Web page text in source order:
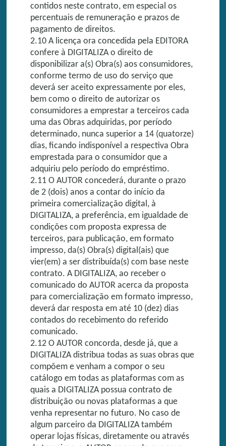
contidos neste contrato, em especial os
percentuais de remuneração e prazos de
pagamento de direitos.
2.10 A licença ora concedida pela EDITORA
confere à DIGITALIZA o direito de
disponibilizar a(s) Obra(s) aos consumidores,
conforme termo de uso do serviço que
deverá ser aceito expressamente por eles,
bem como o direito de autorizar os
consumidores a emprestar a terceiros cada
uma das Obras adquiridas, por período
determinado, nunca superior a 14 (quatorze)
dias, ficando indisponível a respectiva Obra
emprestada para o consumidor que a
adquiriu pelo período do empréstimo.
2.11 O AUTOR concederá, durante o prazo
de 2 (dois) anos a contar do início da
primeira comercialização digital, à
DIGITALIZA, a preferência, em igualdade de
condições com proposta expressa de
terceiros, para publicação, em formato
impresso, da(s) Obra(s) digital(ais) que
vier(em) a ser distribuída(s) com base neste
contrato. A DIGITALIZA, ao receber o
comunicado do AUTOR acerca da proposta
para comercialização em formato impresso,
deverá dar resposta em até 10 (dez) dias
contados do recebimento do referido
comunicado.
2.12 O AUTOR concorda, desde já, que a
DIGITALIZA distribua todas as suas obras que
compõem e venham a compor o seu
catálogo em todas as plataformas com as
quais a DIGITALIZA possua contrato de
distribuição ou novas plataformas a que
venha representar no futuro. No caso de
algum parceiro da DIGITALIZA também
operar lojas físicas, diretamente ou através